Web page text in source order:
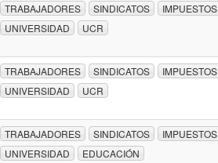
TRABAJADORES SINDICATOS
IMPUESTOS
UNIVERSIDAD
UCR
TRABAJADORES SINDICATOS
IMPUESTOS
UNIVERSIDAD
UCR
TRABAJADORES SINDICATOS
IMPUESTOS
UNIVERSIDAD
EDUCACIÓN